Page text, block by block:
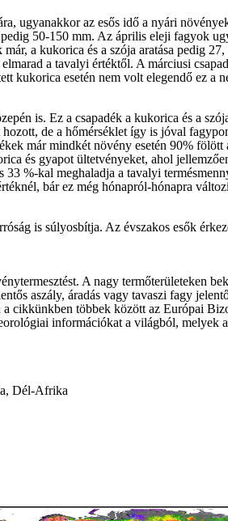
ugyanakkor az esős idő a nyári
50-150 mm. Az április eleji fagyok
a kukorica és a szója aratása pedig
a tavalyi értéktől. A márciusi
esetén nem volt elegendő ez a
is. Ez a csapadék a kukorica és a
de a hőmérséklet így is jóval
már mindkét növény esetén 90%
és gyapot ültetvényeket, ahol
%-kal meghaladja a tavalyi
bár ez még hónapról-hónapra
is súlyosbítja. Az évszakos esők
A nagy termőterületeken
aszály, áradás vagy tavaszi fagy
cikkünkben többek között az Európai
információkat a világból, melyek
Dél-Afrika